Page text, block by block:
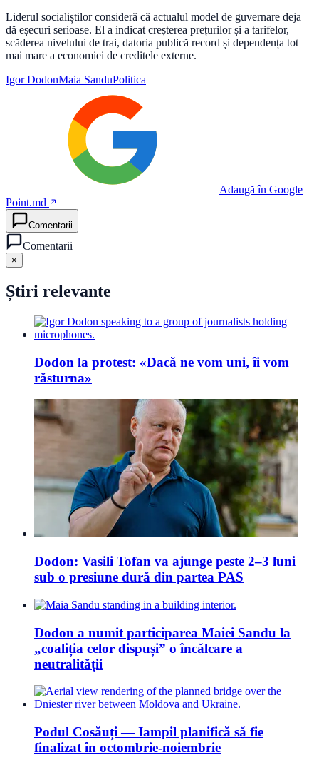
Liderul socialiștilor consideră că actualul model de guvernare deja
dă eșecuri serioase. El a indicat creșterea prețurilor și a tarifelor,
scăderea nivelului de trai, datoria publică record și dependența tot
mai mare a economiei de creditele externe.
Igor DodonMaia SanduPolitica
Adaugă în Google
Point.md
Comentarii
Comentarii
×
Știri relevante
Dodon la protest: «Dacă ne vom uni, îi vom
răsturna»
Dodon: Vasili Tofan va ajunge peste 2–3 luni
sub o presiune dură din partea PAS
Dodon a numit participarea Maiei Sandu la
„coaliția celor dispuși” o încălcare a
neutralității
Podul Cosăuți — Iampil planifică să fie
finalizat în octombrie-noiembrie